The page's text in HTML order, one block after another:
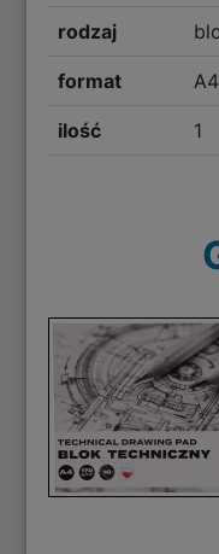
rodzaj
format A4
ilość 1